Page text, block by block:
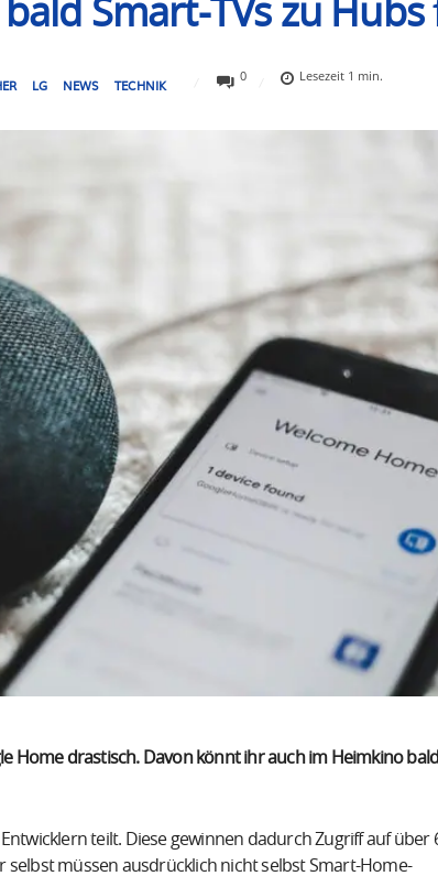
Smart-TVs zu
LG NEWS TECHNIK
0 Lesezeit 1 min.
Home drastisch. Davon könnt ihr auch im Heimkino bald
teilt. Diese gewinnen dadurch Zugriff auf über
selbst müssen ausdrücklich nicht selbst Smart-Home-